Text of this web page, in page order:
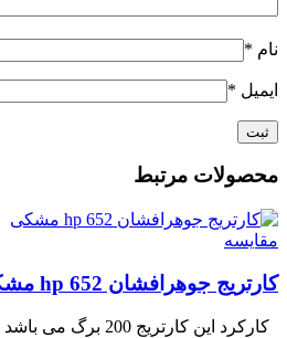
نام *
ایمیل *
محصولات مرتبط
مقايسه
کارتریج جوهرافشان 652 hp مشکی
کارکرد این کارتریج 200 برگ می باشد